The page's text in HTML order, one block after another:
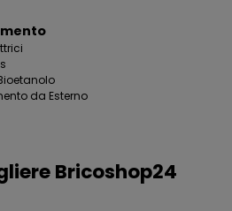
da Esterno
Bricoshop24